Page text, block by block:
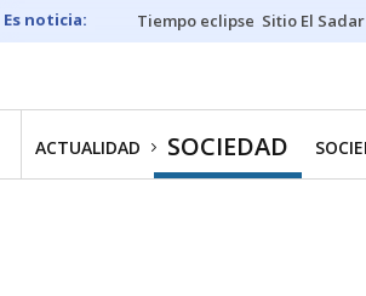
Tiempo eclipse Sitio El Sadar
ACTUALIDAD SOCIEDAD